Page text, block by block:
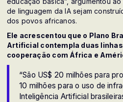
de linguagem da IA sejam
dos povos africanos.
Ele acrescentou que o Plano
Artificial contempla duas
cooperação com África e
“São US$ 20 milhões para
10 milhões para o uso de
Inteligência Artificial